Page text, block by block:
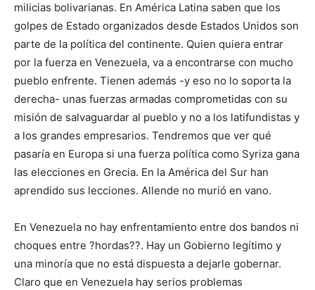
milicias bolivarianas. En América Latina saben que los
golpes de Estado organizados desde Estados Unidos son
parte de la política del continente. Quien quiera entrar
por la fuerza en Venezuela, va a encontrarse con mucho
pueblo enfrente. Tienen además -y eso no lo soporta la
derecha- unas fuerzas armadas comprometidas con su
misión de salvaguardar al pueblo y no a los latifundistas y
a los grandes empresarios. Tendremos que ver qué
pasaría en Europa si una fuerza política como Syriza gana
las elecciones en Grecia. En la América del Sur han
aprendido sus lecciones. Allende no murió en vano.
En Venezuela no hay enfrentamiento entre dos bandos ni
choques entre ?hordas??. Hay un Gobierno legítimo y
una minoría que no está dispuesta a dejarle gobernar.
Claro que en Venezuela hay serios problemas